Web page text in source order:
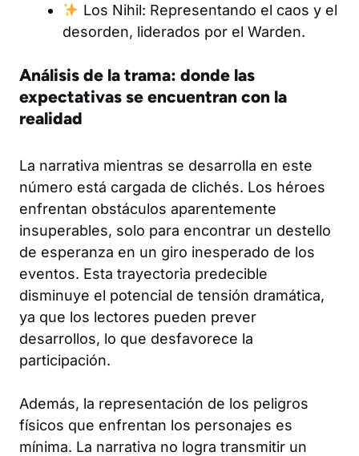
Los Nihil: Representando el caos y el
desorden, liderados por el Warden.
Análisis de la trama: donde las
expectativas se encuentran con la
realidad
La narrativa mientras se desarrolla en este
número está cargada de clichés. Los héroes
enfrentan obstáculos aparentemente
insuperables, solo para encontrar un destello
de esperanza en un giro inesperado de los
eventos. Esta trayectoria predecible
disminuye el potencial de tensión dramática,
ya que los lectores pueden prever
desarrollos, lo que desfavorece la
participación.
Además, la representación de los peligros
físicos que enfrentan los personajes es
mínima. La narrativa no logra transmitir un